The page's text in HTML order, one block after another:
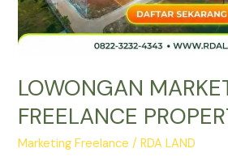
LOWONGAN
FREELANCE
Marketing Freelance /RDA LAND